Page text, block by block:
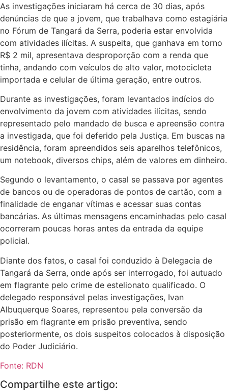
As investigações iniciaram há cerca de 30 dias, após
denúncias de que a jovem, que trabalhava como estagiária
no Fórum de Tangará da Serra, poderia estar envolvida
com atividades ilícitas. A suspeita, que ganhava em torno
R$ 2 mil, apresentava desproporção com a renda que
tinha, andando com veículos de alto valor, motocicleta
importada e celular de última geração, entre outros.
Durante as investigações, foram levantados indícios do
envolvimento da jovem com atividades ilícitas, sendo
representado pelo mandado de busca e apreensão contra
a investigada, que foi deferido pela Justiça. Em buscas na
residência, foram apreendidos seis aparelhos telefônicos,
um notebook, diversos chips, além de valores em dinheiro.
Segundo o levantamento, o casal se passava por agentes
de bancos ou de operadoras de pontos de cartão, com a
finalidade de enganar vítimas e acessar suas contas
bancárias. As últimas mensagens encaminhadas pelo casal
ocorreram poucas horas antes da entrada da equipe
policial.
Diante dos fatos, o casal foi conduzido à Delegacia de
Tangará da Serra, onde após ser interrogado, foi autuado
em flagrante pelo crime de estelionato qualificado. O
delegado responsável pelas investigações, Ivan
Albuquerque Soares, representou pela conversão da
prisão em flagrante em prisão preventiva, sendo
posteriormente, os dois suspeitos colocados à disposição
do Poder Judiciário.
Fonte: RDN
Compartilhe este artigo: